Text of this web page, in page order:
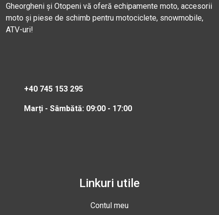
Gheorgheni și Otopeni vă oferă echipamente moto, accesorii
moto și piese de schimb pentru motociclete, snowmobile,
ATV-uri!
+40 745 153 295
Marți - Sâmbătă: 09:00 - 17:00
Linkuri utile
Contul meu